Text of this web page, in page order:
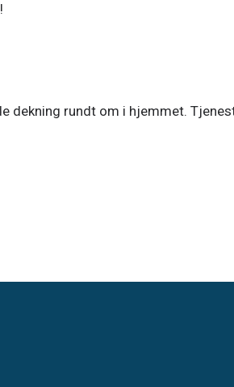
dekning rundt om i hjemmet.